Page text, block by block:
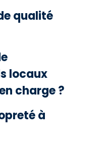
qualité
locaux
charge ?
à